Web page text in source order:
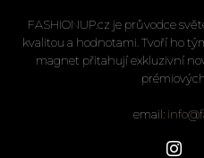
FASHIONUP.cz je průvodce
kvalitou a hodnotami. Tvoří ho
magnet přitahují exkluzivní
email: